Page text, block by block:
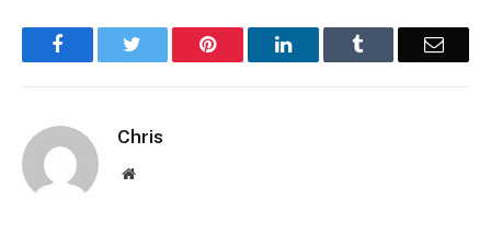
Facebook Pinterest LinkedIn Email
Chris
Website